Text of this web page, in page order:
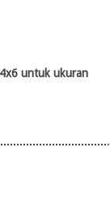
untuk ukuran